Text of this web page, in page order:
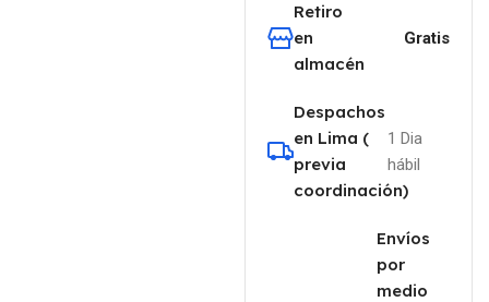
Retiro
en
almacén
Gratis
Despachos
en Lima (
previa
coordinación)
1 Dia
hábil
Envíos
por
medio